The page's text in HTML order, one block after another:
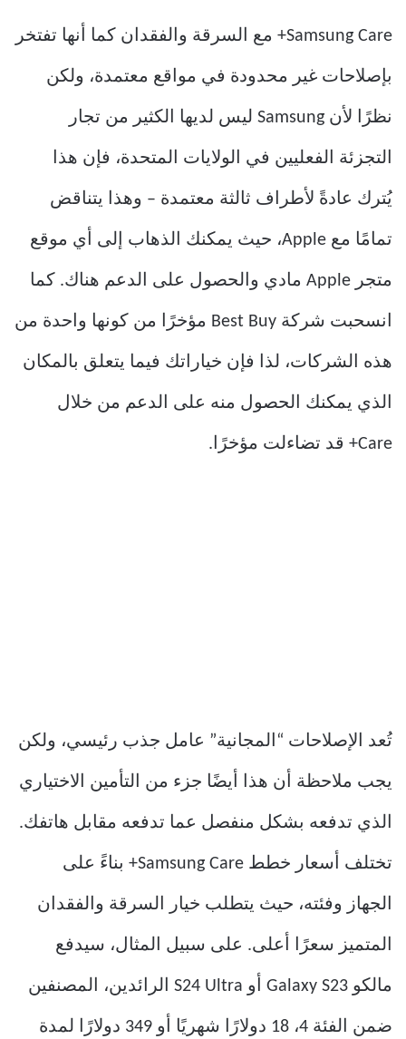
Samsung Care+ مع السرقة والفقدان كما أنها تفتخر
بإصلاحات غير محدودة في مواقع معتمدة، ولكن
نظرًا لأن Samsung ليس لديها الكثير من تجار
التجزئة الفعليين في الولايات المتحدة، فإن هذا
يُترك عادةً لأطراف ثالثة معتمدة – وهذا يتناقض
تمامًا مع Apple، حيث يمكنك الذهاب إلى أي موقع
متجر Apple مادي والحصول على الدعم هناك. كما
انسحبت شركة Best Buy مؤخرًا من كونها واحدة من
هذه الشركات، لذا فإن خياراتك فيما يتعلق بالمكان
الذي يمكنك الحصول منه على الدعم من خلال
Care+ قد تضاءلت مؤخرًا.
تُعد الإصلاحات “المجانية” عامل جذب رئيسي، ولكن
يجب ملاحظة أن هذا أيضًا جزء من التأمين الاختياري
الذي تدفعه بشكل منفصل عما تدفعه مقابل هاتفك.
تختلف أسعار خطط Samsung Care+ بناءً على
الجهاز وفئته، حيث يتطلب خيار السرقة والفقدان
المتميز سعرًا أعلى. على سبيل المثال، سيدفع
مالكو Galaxy S23 أو S24 Ultra الرائدين، المصنفين
ضمن الفئة 4، 18 دولارًا شهريًا أو 349 دولارًا لمدة